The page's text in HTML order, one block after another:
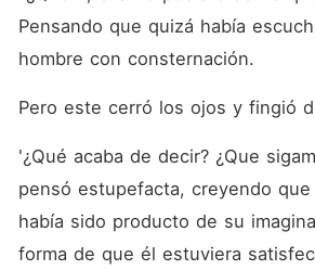
Pensando que quizá había
hombre con consternación.
Pero este cerró los ojos y fingió
'¿Qué acaba de decir? ¿Que
pensó estupefacta, creyendo
había sido producto de su
forma de que él estuviera